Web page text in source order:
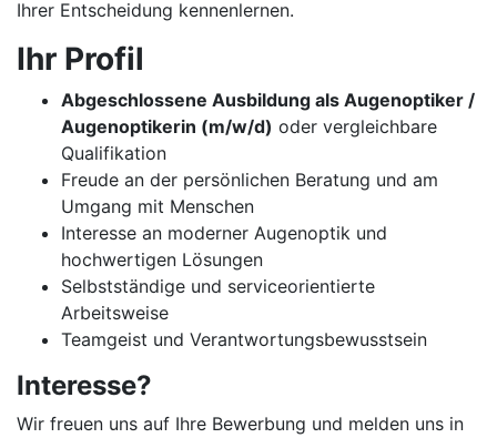
Ihrer Entscheidung kennenlernen.
Ihr Profil
Abgeschlossene Ausbildung als Augenoptiker /
Augenoptikerin (m/w/d) oder vergleichbare
Qualifikation
Freude an der persönlichen Beratung und am
Umgang mit Menschen
Interesse an moderner Augenoptik und
hochwertigen Lösungen
Selbstständige und serviceorientierte
Arbeitsweise
Teamgeist und Verantwortungsbewusstsein
Interesse?
Wir freuen uns auf Ihre Bewerbung und melden uns in